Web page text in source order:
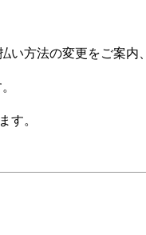
い方法の変更をご案内
す。